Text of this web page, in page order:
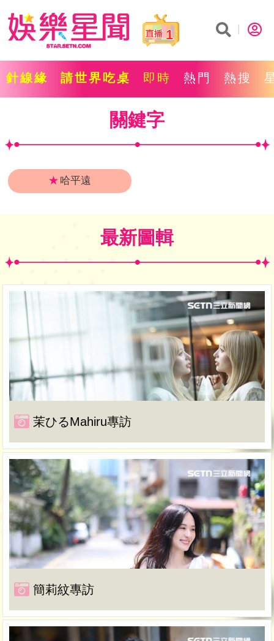
1
針線緣 請世界吃桌 即時 熱門 熱搜
關鍵字
★ 哈平遠
最新圖輯
茉ひるMahiru專訪
簡莉紋專訪